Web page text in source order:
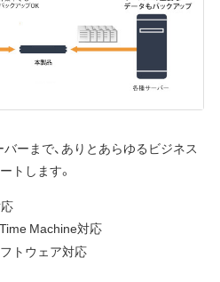
ーまで、ありとあらゆるビジネス
トします。
Machine対応
トウェア対応